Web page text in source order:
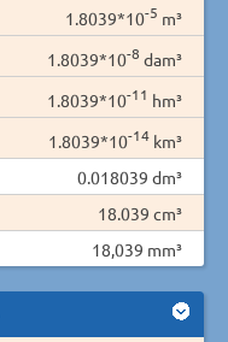
1.8039*10-5 m³
1.8039*10-8 dam³
1.8039*10-11 hm³
1.8039*10-14 km³
0.018039 dm³
18.039 cm³
18,039 mm³